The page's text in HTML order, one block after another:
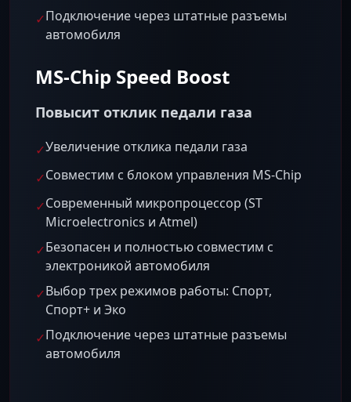
✓Подключение через штатные разъемы
автомобиля
MS-Chip Speed Boost
Повысит отклик педали газа
✓Увеличение отклика педали газа
✓Совместим с блоком управления MS-Chip
✓Современный микропроцессор (ST
Microelectronics и Atmel)
✓Безопасен и полностью совместим с
электроникой автомобиля
✓Выбор трех режимов работы: Спорт,
Спорт+ и Эко
✓Подключение через штатные разъемы
автомобиля